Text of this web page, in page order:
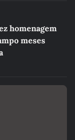
homenagem
meses